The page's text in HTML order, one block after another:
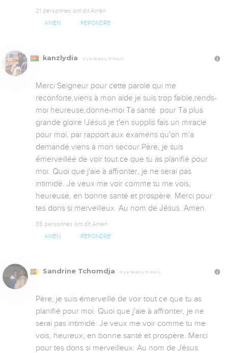
21 personnes ont dit Amen
AMEN RÉPONDRE
kanzlydia Il y a 16 ans, 11 mois
Merci Seigneur pour cette parole qui me
reconforte,viens à mon aide je suis trop faible,rends-
moi heureuse,donne-moi Ta santé  pour Ta plus
grande gloire !Jésus je t'en supplis fais un miracle
pour moi, par rapport aux examens qu'on m'a
demandé viens à mon secour.Père, je suis
émerveillée de voir tout ce que tu as planifié pour
moi. Quoi que j'aie à affronter, je ne serai pas
intimidé. Je veux me voir comme tu me vois,
heureuse, en bonne santé et prospère. Merci pour
tes dons si merveilleux. Au nom de Jésus. Amen.
35 personnes ont dit Amen
AMEN RÉPONDRE
Sandrine Tchomdja Il y a 16 ans, 11 mois
Père, je suis émerveillé de voir tout ce que tu as
planifié pour moi. Quoi que j'aie à affronter, je ne
serai pas intimidé. Je veux me voir comme tu me
vois, heureux, en bonne santé et prospère. Merci
pour tes dons si merveilleux. Au nom de Jésus.